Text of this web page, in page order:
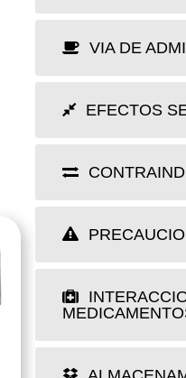
VIA DE
EFECTOS
Taglip M
más.